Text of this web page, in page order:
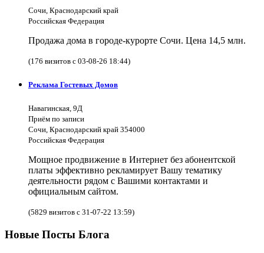
Сочи, Краснодарский край
Российская Федерация
Продажа дома в городе-курорте Сочи. Цена 14,5 млн.
(176 визитов с 03-08-26 18:44)
Реклама Гостевых Домов
Навагинская, 9Д
Приём по записи
Сочи, Краснодарский край 354000
Российская Федерация
Мощное продвижение в Интернет без абонентской
платы эффективно рекламирует Вашу тематику
деятельности рядом с Вашими контактами и
официальным сайтом.
(5829 визитов с 31-07-22 13:59)
Новые Посты Блога